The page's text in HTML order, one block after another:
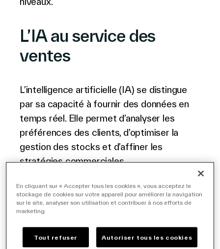
L’IA au service des
ventes
L’intelligence artificielle (IA) se distingue
par sa capacité à fournir des données en
temps réel. Elle permet d’analyser les
préférences des clients, d’optimiser la
gestion des stocks et d’affiner les
stratégies commerciales.
Personnalisation grâce à l’IA
À une époque où l’expérience client est
primordiale, l’IA s’applique à rendre le
En cliquant sur « Accepter tous les cookies », vous acceptez le
stockage de cookies sur votre appareil pour améliorer la navigation
sur le site, analyser son utilisation et contribuer à nos efforts de
marketing.
Tout refuser Autoriser tous les cookies